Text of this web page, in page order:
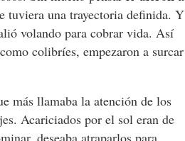
tuviera una trayectoria definida. Y
volando para cobrar vida. Así
colibríes, empezaron a surcar
más llamaba la atención de los
Acariciados por el sol eran de
deseaba atraparlos para